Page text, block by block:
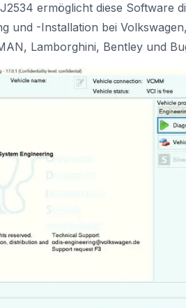
ermöglicht diese Software
und -Installation bei
Lamborghini, Bentley und